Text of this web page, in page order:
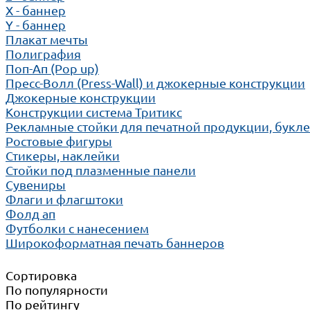
X - баннер
Y - баннер
Плакат мечты
Полиграфия
Поп-Ап (Pop up)
Пресс-Волл (Press-Wall) и джокерные конструкции
Джокерные конструкции
Конструкции система Тритикс
Рекламные стойки для печатной продукции,
Ростовые фигуры
Стикеры, наклейки
Стойки под плазменные панели
Сувениры
Флаги и флагштоки
Фолд ап
Футболки с нанесением
Широкоформатная печать баннеров
Сортировка
По популярности
По рейтингу